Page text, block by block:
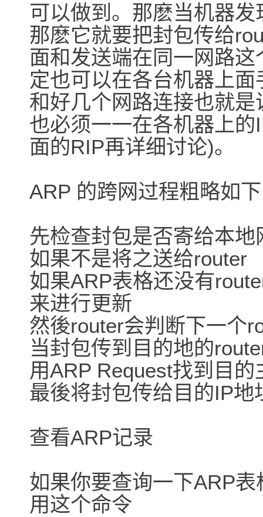
可以做到。那麽当机器
那麽它就要把封包传给
面和发送端在同一网路
定也可以在各台机器上
和好几个网路连接也就
也必须一一在各机器上
面的RIP再详细讨论)。
ARP 的跨网过程粗略如下
先检查封包是否寄给本地
如果不是将之送给router
如果ARP表格还没有
来进行更新
然後router会判断下一个
当封包传到目的地的
用ARP Request找到目的
最後将封包传给目的IP地
查看ARP记录
如果你要查询一下ARP
用这个命令